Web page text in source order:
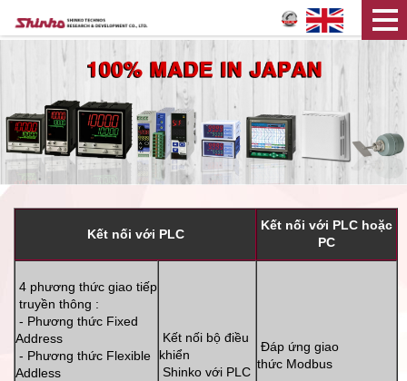
Kết nối với PLC
Kết nối với PLC hoặc
PC
4 phương thức giao tiếp
truyền thông :
- Phương thức Fixed
Address
- Phương thức Flexible
Addless
Kết nối bộ điều
khiển
Shinko với PLC
Đáp ứng giao
thức Modbus